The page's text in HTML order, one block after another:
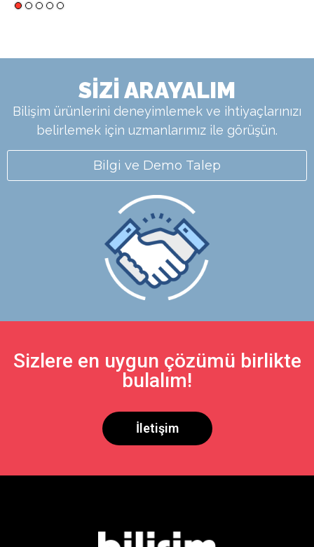
SİZİ ARAYALIM
Bilişim ürünlerini deneyimlemek ve ihtiyaçlarınızı
belirlemek için uzmanlarımız ile görüşün.
Bilgi ve Demo Talep
Sizlere en uygun çözümü birlikte
bulalım!
İletişim